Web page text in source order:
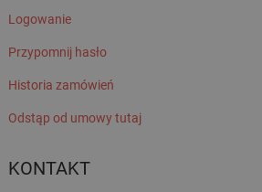
Logowanie
Przypomnij hasło
Historia zamówień
Odstąp od umowy tutaj
KONTAKT